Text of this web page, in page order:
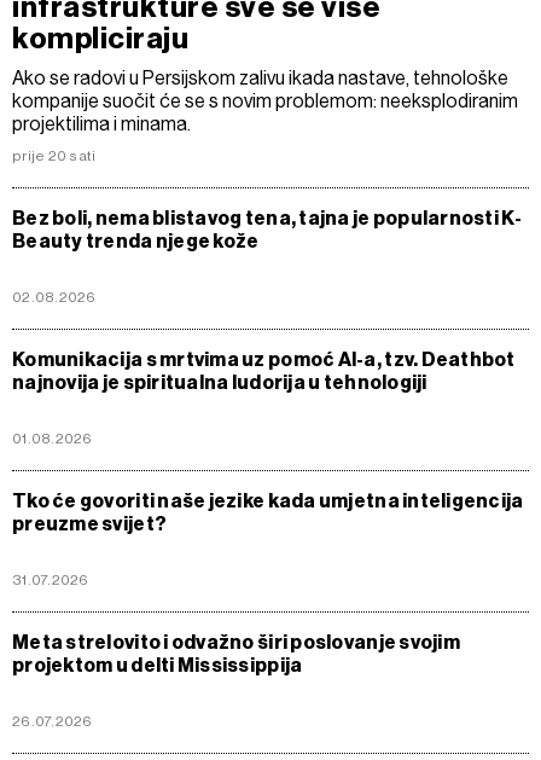
kompliciraju
Ako se radovi u Persijskom zalivu ikada nastave, tehnološke
kompanije suočit će se s novim problemom: neeksplodiranim
projektilima i minama.
prije 20 sati
Bez boli, nema blistavog tena, tajna je popularnosti K-
Beauty trenda njege kože
02.08.2026
Komunikacija s mrtvima uz pomoć AI-a, tzv. Deathbot
najnovija je spiritualna ludorija u tehnologiji
01.08.2026
Tko će govoriti naše jezike kada umjetna inteligencija
preuzme svijet?
31.07.2026
Meta strelovito i odvažno širi poslovanje svojim
projektom u delti Mississippija
26.07.2026